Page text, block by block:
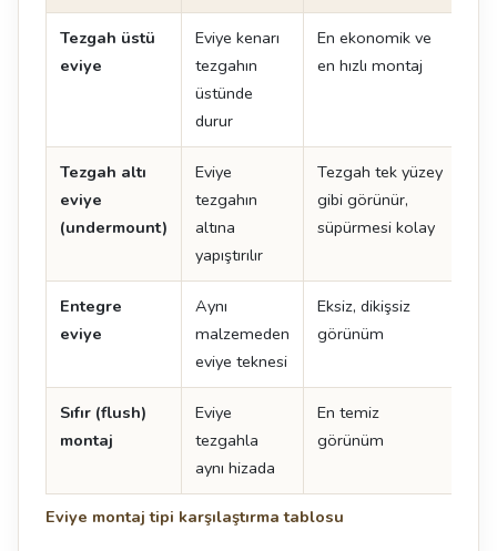
Eviye montaj tipi karşılaştırma tablosu
Tezgah üstü
eviye
Eviye kenarı
tezgahın
üstünde
durur
En ekonomik ve
en hızlı montaj
Tezgah altı
eviye
(undermount)
Eviye
tezgahın
altına
yapıştırılır
Tezgah tek yüzey
gibi görünür,
süpürmesi kolay
Entegre
eviye
Aynı
malzemeden
eviye teknesi
Eksiz, dikişsiz
görünüm
Sıfır (flush)
montaj
Eviye
tezgahla
aynı hizada
En temiz
görünüm